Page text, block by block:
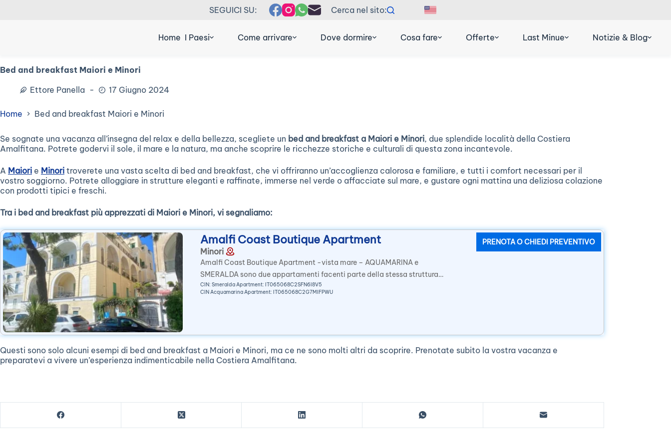
SEGUICI SU: Cerca nel sito: EN
Home I Paesi Come arrivare Dove dormire Cosa fare Offerte Last Minue Notizie & Blog
Bed and breakfast Maiori e Minori
Ettore Panella
17 Giugno 2024
Home Bed and breakfast Maiori e Minori
Se sognate una vacanza all’insegna del relax e della bellezza, scegliete un bed and breakfast a Maiori e Minori, due splendide località della Costiera
Amalfitana. Potrete godervi il sole, il mare e la natura, ma anche scoprire le ricchezze storiche e culturali di questa zona incantevole.
A Maiori e Minori troverete una vasta scelta di bed and breakfast, che vi offriranno un’accoglienza calorosa e familiare, e tutti i comfort necessari per il
vostro soggiorno. Potrete alloggiare in strutture eleganti e raffinate, immerse nel verde o affacciate sul mare, e gustare ogni mattina una deliziosa colazione
con prodotti tipici e freschi.
Tra i bed and breakfast più apprezzati di Maiori e Minori, vi segnaliamo:
PRENOTA O CHIEDI PREVENTIVO
Amalfi Coast Boutique Apartment
Minori
Amalfi Coast Boutique Apartment -vista mare – AQUAMARINA e
SMERALDA sono due appartamenti facenti parte della stessa struttura
fronte spiaggia situata a Minori...
CIN: Smeralda Apartment: IT065068C2SFN6I8V5
CIN Acquamarina Apartment: IT065068C2G7MIFPWU
Questi sono solo alcuni esempi di bed and breakfast a Maiori e Minori, ma ce ne sono molti altri da scoprire. Prenotate subito la vostra vacanza e
preparatevi a vivere un’esperienza indimenticabile nella Costiera Amalfitana.